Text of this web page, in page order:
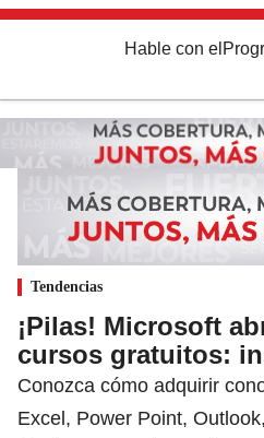
Hable con el
Tendencias
¡Pilas! Microsoft
cursos gratuitos:
Conozca cómo adquirir
Excel, Power Point,